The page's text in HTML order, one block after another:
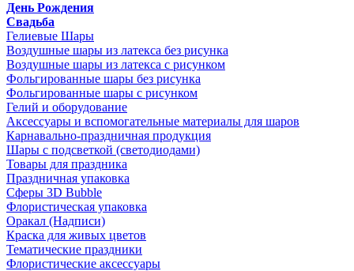
День Рождения
Свадьба
Гелиевые Шары
Воздушные шары из латекса без рисунка
Воздушные шары из латекса с рисунком
Фольгированные шары без рисунка
Фольгированные шары с рисунком
Гелий и оборудование
Аксессуары и вспомогательные материалы для шаров
Карнавально-праздничная продукция
Шары с подсветкой (светодиодами)
Товары для праздника
Праздничная упаковка
Сферы 3D Bubble
Флористическая упаковка
Оракал (Надписи)
Краска для живых цветов
Тематические праздники
Флористические аксессуары